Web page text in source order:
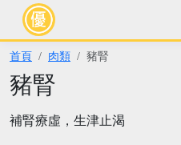
首頁 肉類 豬腎
豬腎
補腎療虛，生津止渴